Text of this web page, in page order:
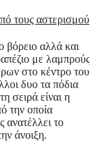
βόρειο αλλά και
με λαμπρούς
στο κέντρο του
δυο τα πόδια
σειρά είναι η
την οποία
το
άνοιξη.